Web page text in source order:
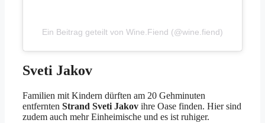
Ein Beitrag geteilt von Wine.Fiend (@wine.fiend)
Sveti Jakov
Familien mit Kindern dürften am 20 Gehminuten
entfernten Strand Sveti Jakov ihre Oase finden. Hier sind
zudem auch mehr Einheimische und es ist ruhiger.